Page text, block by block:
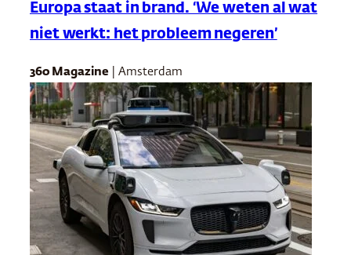
Europa staat in brand. ‘We weten al wat
niet werkt: het probleem negeren’
360 Magazine | Amsterdam